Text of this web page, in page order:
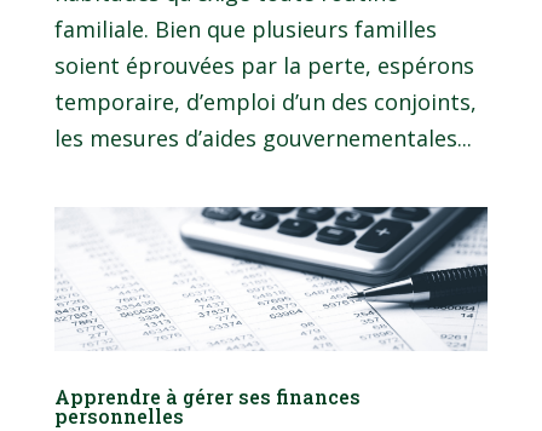
familiale. Bien que plusieurs familles
soient éprouvées par la perte, espérons
temporaire, d’emploi d’un des conjoints,
les mesures d’aides gouvernementales...
Apprendre à gérer ses finances
personnelles